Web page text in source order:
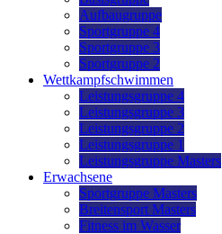
Aufbaugruppe
Sportgruppe 4
Sportgruppe 3
Sportgruppe 2
Wettkampfschwimmen
Leistungsgruppe 4
Leistungsgruppe 3
Leistungsgruppe 2
Leistungsgruppe 1
Leistungsgruppe Masters
Erwachsene
Sportgruppe Masters
Breitensport Masters
Fitness im Wasser